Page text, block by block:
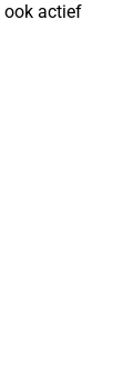
ook actief